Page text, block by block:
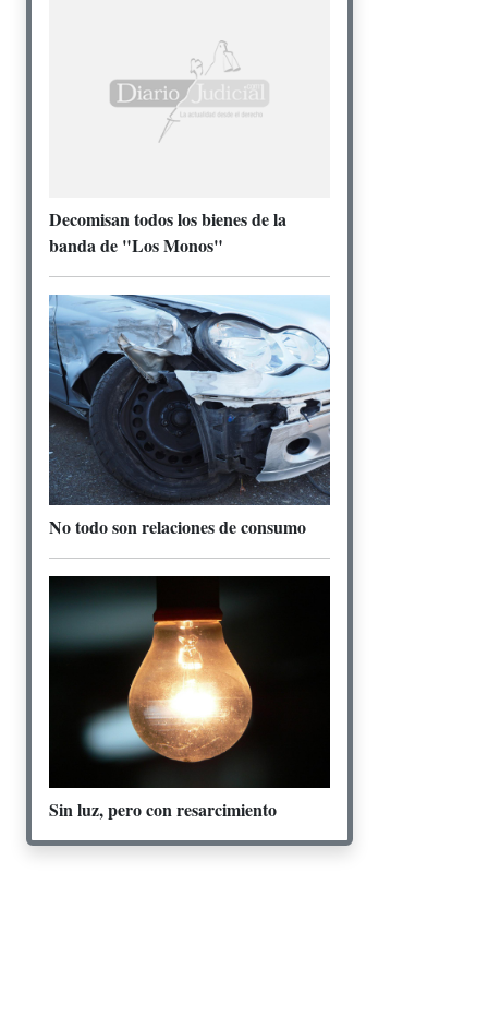
Decomisan todos los bienes de la
banda de "Los Monos"
No todo son relaciones de consumo
Sin luz, pero con resarcimiento